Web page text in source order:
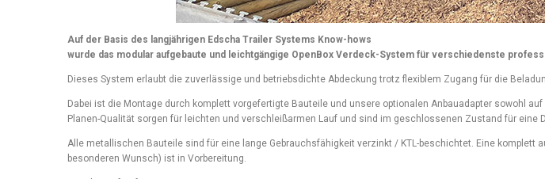
Auf der Basis des langjährigen Edscha Trailer Systems Know-hows
wurde das modular aufgebaute und leichtgängige OpenBox Verdeck-System für verschiedenste
Dieses System erlaubt die zuverlässige und betriebsdichte Abdeckung trotz flexiblem Zugang für die
Dabei ist die Montage durch komplett vorgefertigte Bauteile und unsere optionalen Anbauadapter sowohl
Planen-Qualität sorgen für leichten und verschleißarmen Lauf und sind im geschlossenen Zustand für eine
Alle metallischen Bauteile sind für eine lange Gebrauchsfähigkeit verzinkt / KTL-beschichtet. Eine
besonderen Wunsch) ist in Vorbereitung.